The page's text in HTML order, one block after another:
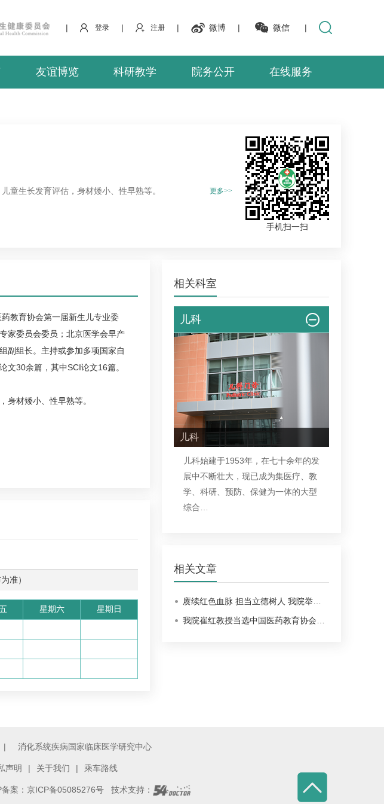
| 登录 | 注册 | 微博 | 微信 |
友谊博览 科研教学 院务公开 在线服务
童生长发育评估，身材矮小、性早熟等。
更多>>
手机扫一扫
教育协会第一届新生儿专业委
家委员会委员；北京医学会早产
副组长。主持或参加多项国家自
文30余篇，其中SCI论文16篇。
身材矮小、性早熟等。
准）
星期六 星期日
相关科室
儿科
儿科
儿科始建于1953年，在七十余年的发
展中不断壮大，现已成为集医疗、教
学、科研、预防、保健为一体的大型
综合…
相关文章
赓续红色血脉 担当立德树人 我院举…
我院崔红教授当选中国医药教育协会…
| 消化系统疾病国家临床医学研究中心
声明 | 关于我们 | 乘车路线
备案：京ICP备05085276号 技术支持：